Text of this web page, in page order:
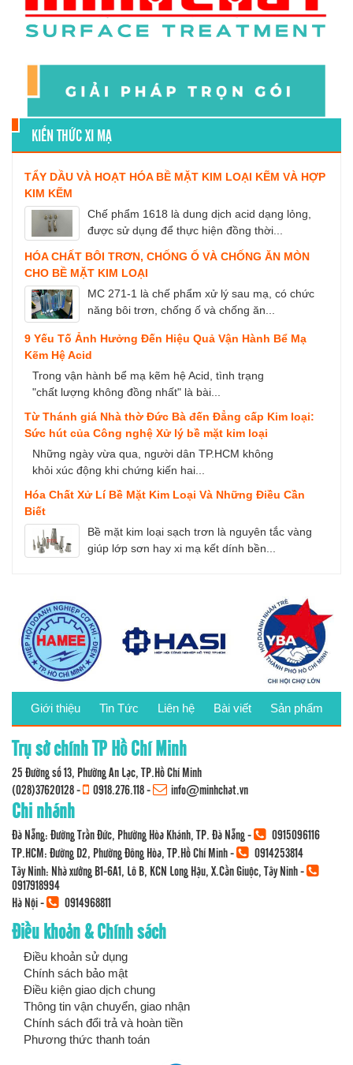
KIẾN THỨC XI MẠ
TẨY DẦU VÀ HOẠT HÓA BỀ MẶT KIM LOẠI KẼM VÀ HỢP
KIM KẼM
Chế phẩm 1618 là dung dịch acid dạng lỏng,
được sử dụng để thực hiện đồng thời...
HÓA CHẤT BÔI TRƠN, CHỐNG Ố VÀ CHỐNG ĂN MÒN
CHO BỀ MẶT KIM LOẠI
MC 271-1 là chế phẩm xử lý sau mạ, có chức
năng bôi trơn, chống ố và chống ăn...
9 Yếu Tố Ảnh Hưởng Đến Hiệu Quả Vận Hành Bể Mạ
Kẽm Hệ Acid
Trong vận hành bể mạ kẽm hệ Acid, tình trạng
"chất lượng không đồng nhất" là bài...
Từ Thánh giá Nhà thờ Đức Bà đến Đẳng cấp Kim loại:
Sức hút của Công nghệ Xử lý bề mặt kim loại
Những ngày vừa qua, người dân TP.HCM không
khỏi xúc động khi chứng kiến hai...
Hóa Chất Xử Lí Bề Mặt Kim Loại Và Những Điều Cần
Biết
Bề mặt kim loại sạch trơn là nguyên tắc vàng
giúp lớp sơn hay xi mạ kết dính bền...
Giới thiệu Tin Tức Liên hệ Bài viết Sản phẩm
Trụ sở chính TP Hồ Chí Minh
25 Đường số 13, Phường An Lạc, TP.Hồ Chí Minh
(028)37620128- 0918.276.118- info@minhchat.vn
Chi nhánh
Đà Nẵng: Đường Trần Đức, Phường Hòa Khánh, TP. Đà Nẵng -
0915096116
TP.HCM: Đường D2, Phường Đông Hòa, TP.Hồ Chí Minh -
0914253814
Tây Ninh: Nhà xưởng B1-6A1, Lô B, KCN Long Hậu, X.Cần Giuộc, Tây Ninh -
0917918994
Hà Nội -
0914968811
Điều khoản & Chính sách
Điều khoản sử dụng
Chính sách bảo mật
Điều kiện giao dịch chung
Thông tin vận chuyển, giao nhận
Chính sách đổi trả và hoàn tiền
Phương thức thanh toán